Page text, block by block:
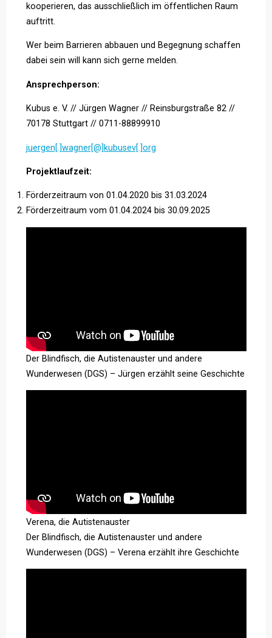
kooperieren, das ausschließlich im öffentlichen Raum
auftritt.
Wer beim Barrieren abbauen und Begegnung schaffen
dabei sein will kann sich gerne melden.
Ansprechperson:
Kubus e. V. // Jürgen Wagner // Reinsburgstraße 82 //
70178 Stuttgart // 0711-88899910
juergen[.]wagner[@]kubusev[.]org
Projektlaufzeit:
Förderzeitraum von 01.04.2020 bis 31.03.2024
Förderzeitraum vom 01.04.2024 bis 30.09.2025
Der Blindfisch, die Autistenauster und andere
Wunderwesen (DGS) – Jürgen erzählt seine Geschichte
Verena, die Autistenauster
Der Blindfisch, die Autistenauster und andere
Wunderwesen (DGS) – Verena erzählt ihre Geschichte